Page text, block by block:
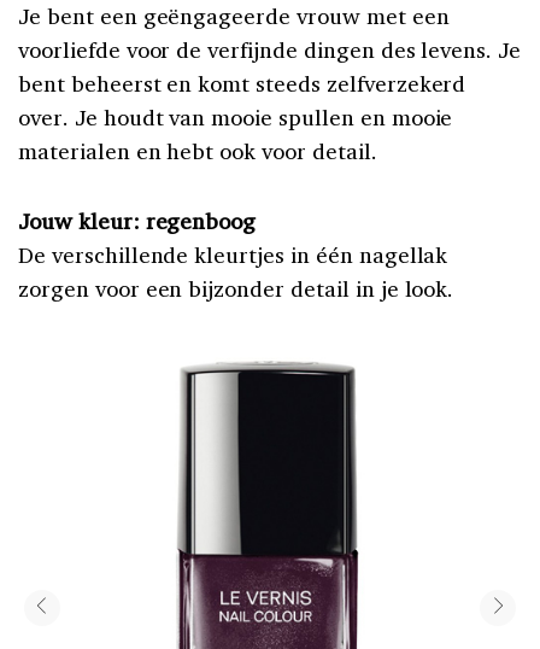
Je bent een geëngageerde vrouw met een
voorliefde voor de verfijnde dingen des levens. Je
bent beheerst en komt steeds zelfverzekerd
over. Je houdt van mooie spullen en mooie
materialen en hebt ook voor detail.
Jouw kleur: regenboog
De verschillende kleurtjes in één nagellak
zorgen voor een bijzonder detail in je look.